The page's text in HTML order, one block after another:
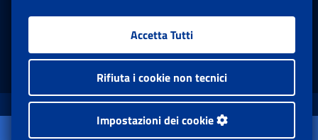
Apri il menu
Facebook: Apre una nuova finestra
Twitter: Apre una nuova finestra
Whatsapp: Apre una nuova
Youtube: Apre una
Instagram:
www.inps.gov.it © 1997-2026
Istituto Nazionale Previdenza Sociale.
Accetta Tutti
Rifiuta i cookie non tecnici
Impostazioni dei cookie